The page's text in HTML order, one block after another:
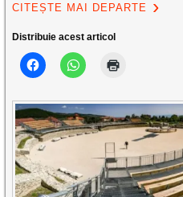
CITEȘTE MAI DEPARTE
Distribuie acest articol